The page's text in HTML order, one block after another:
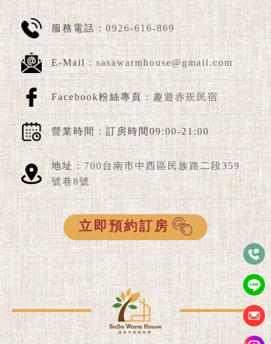
服務電話 :0926-616-869
E-Mail :sasawarmhouse@gmail.com
Facebook粉絲專頁 :趣遊赤崁民宿
營業時間 : 訂房時間09:00-21:00
地址 :700台南市中西區民族路二段359
號巷8號
立即預約訂房